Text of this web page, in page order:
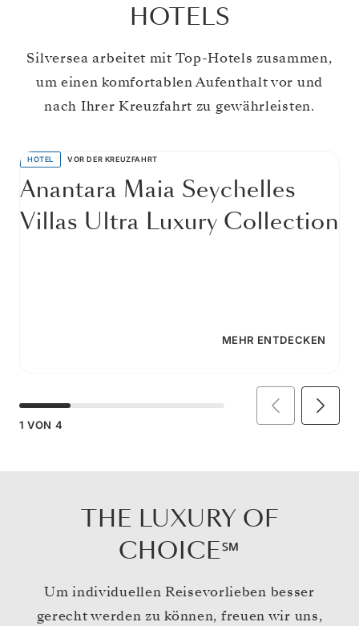
HOTELS
Silversea arbeitet mit Top-Hotels zusammen,
um einen komfortablen Aufenthalt vor und
nach Ihrer Kreuzfahrt zu gewährleisten.
HOTEL VOR DER KREUZFAHRT
Anantara Maia Seychelles
Villas Ultra Luxury Collection
MEHR ENTDECKEN
1 VON 4
THE LUXURY OF
CHOICE℠
Um individuellen Reisevorlieben besser
gerecht werden zu können, freuen wir uns,